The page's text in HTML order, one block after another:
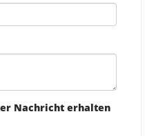
Nachricht erhalten